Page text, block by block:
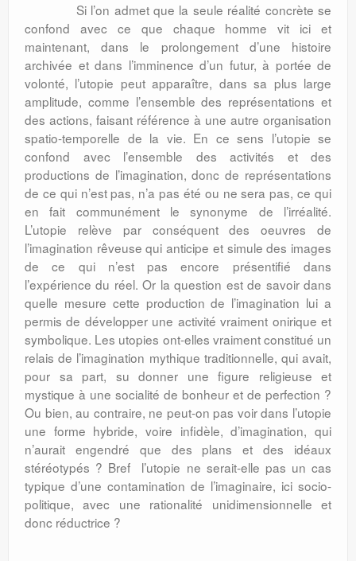
Si l’on admet que la seule réalité concrète se
confond avec ce que chaque homme vit ici et
maintenant, dans le prolongement d’une histoire
archivée et dans l’imminence d’un futur, à portée de
volonté, l’utopie peut apparaître, dans sa plus large
amplitude, comme l’ensemble des représentations et
des actions, faisant référence à une autre organisation
spatio-temporelle de la vie. En ce sens l’utopie se
confond avec l’ensemble des activités et des
productions de l’imagination, donc de représentations
de ce qui n’est pas, n’a pas été ou ne sera pas, ce qui
en fait communément le synonyme de l’irréalité.
L’utopie relève par conséquent des oeuvres de
l’imagination rêveuse qui anticipe et simule des images
de ce qui n’est pas encore présentifié dans
l’expérience du réel. Or la question est de savoir dans
quelle mesure cette production de l’imagination lui a
permis de développer une activité vraiment onirique et
symbolique. Les utopies ont-elles vraiment constitué un
relais de l’imagination mythique traditionnelle, qui avait,
pour sa part, su donner une figure religieuse et
mystique à une socialité de bonheur et de perfection ?
Ou bien, au contraire, ne peut-on pas voir dans l’utopie
une forme hybride, voire infidèle, d’imagination, qui
n’aurait engendré que des plans et des idéaux
stéréotypés ? Bref l’utopie ne serait-elle pas un cas
typique d’une contamination de l’imaginaire, ici socio-
politique, avec une rationalité unidimensionnelle et
donc réductrice ?